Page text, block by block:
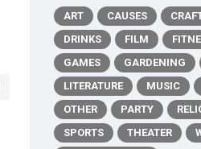
ART CAUSES
DRINKS
FILM
GAMES
GARDENING
LITERATURE
MUSIC
OTHER
PARTY
SPORTS
THEATER